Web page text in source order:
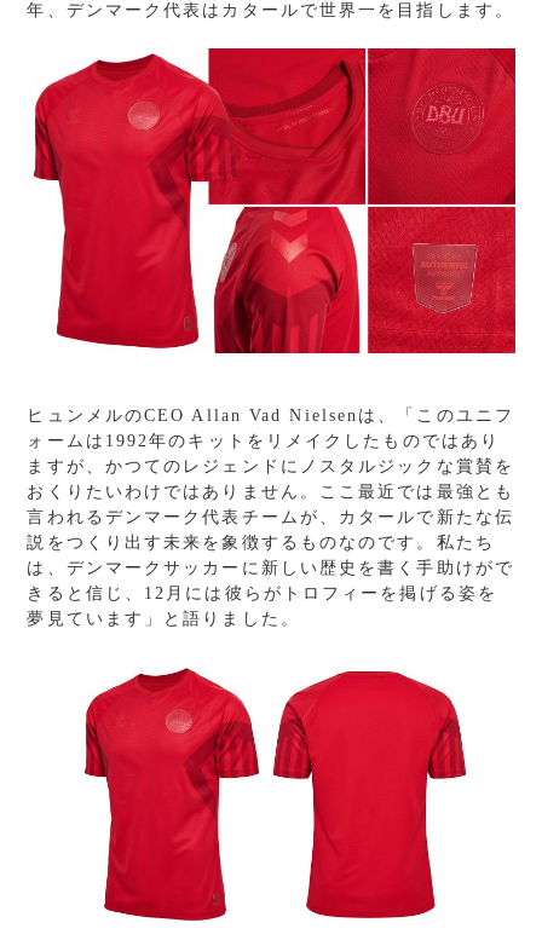
年、デンマーク代表はカタールで世界一を目指します。
ヒュンメルのCEO Allan Vad Nielsen は、「このユニフ
ォームは 1992年のキットをリメイクしたものではあり
ますが、かつてのレジェンドにノスタルジックな賞賛を
おくりたいわけではありません。ここ最近では最強とも
言われるデンマーク代表チームが、カタールで新たな伝
説をつくり出す未来を象徴するものなのです。私たち
は、デンマークサッカーに新しい歴史を書く手助けがで
きると信じ、 12 月には彼らがトロフィーを掲げる姿を
夢見ています」と語りました。